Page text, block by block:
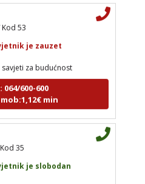
mob:1,12€ min
/ Kod 53
je zauzet
savjeti za budućnost
600-600
je zauzet
za budućnost
600-600
min
je slobodan